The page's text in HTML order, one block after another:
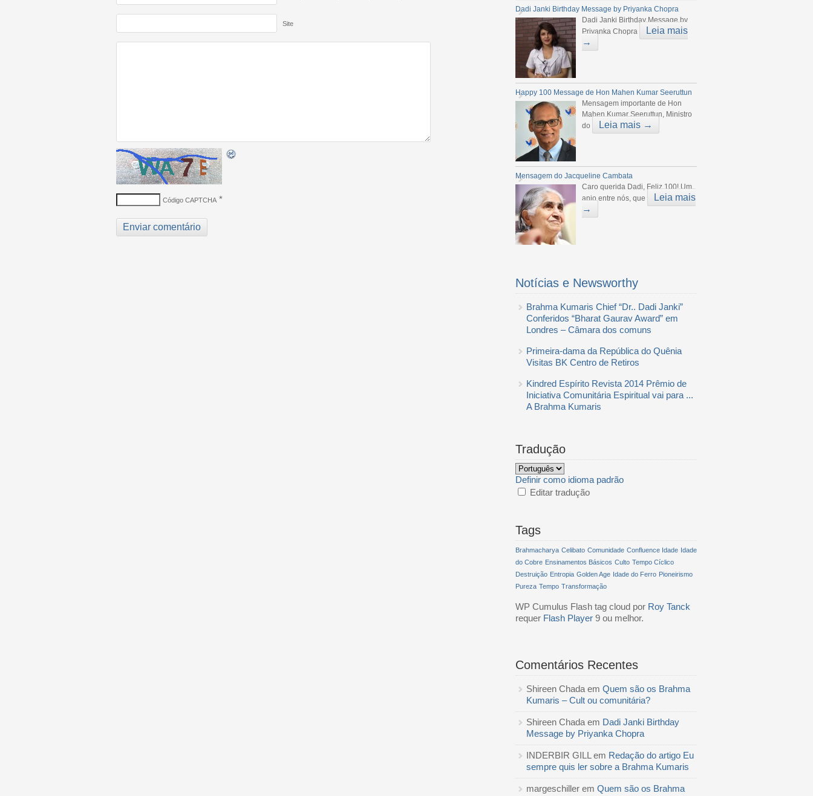
Site
Código CAPTCHA *
Dadi Janki Birthday Message by Priyanka Chopra
Dadi Janki Birthday Message by
Priyanka Chopra
Leia mais
→
Happy 100 Message de Hon Mahen Kumar Seeruttun
Mensagem importante de Hon
Mahen Kumar Seeruttun, Ministro
do
Leia mais →
Mensagem do Jacqueline Cambata
Caro querida Dadi, Feliz 100! Um
anjo entre nós, que
Leia mais
→
Notícias e Newsworthy
Brahma Kumaris Chief “Dr.. Dadi Janki”
Conferidos “Bharat Gaurav Award” em
Londres – Câmara dos comuns
Primeira-dama da República do Quênia
Visitas BK Centro de Retiros
Kindred Espírito Revista 2014 Prêmio de
Iniciativa Comunitária Espiritual vai para ...
A Brahma Kumaris
Tradução
Definir como idioma padrão
Editar tradução
Tags
Brahmacharya Celibato Comunidade Confluence Idade Idade
do Cobre Ensinamentos Básicos Culto Tempo Cíclico
Destruição Entropia Golden Age Idade do Ferro Pioneirismo
Pureza Tempo Transformação
WP Cumulus Flash tag cloud por Roy Tanck
requer Flash Player 9 ou melhor.
Comentários Recentes
Shireen Chada em Quem são os Brahma
Kumaris – Cult ou comunitária?
Shireen Chada em Dadi Janki Birthday
Message by Priyanka Chopra
INDERBIR GILL em Redação do artigo Eu
sempre quis ler sobre a Brahma Kumaris
margeschiller em Quem são os Brahma